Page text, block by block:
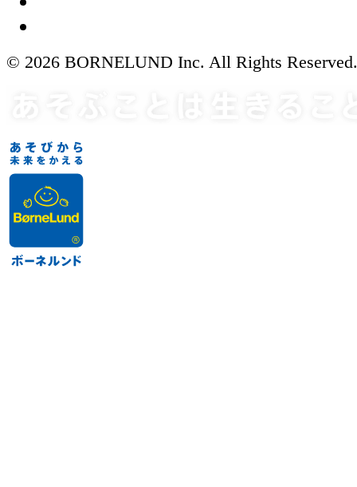
© 2026 BORNELUND Inc. All Rights Reserved.